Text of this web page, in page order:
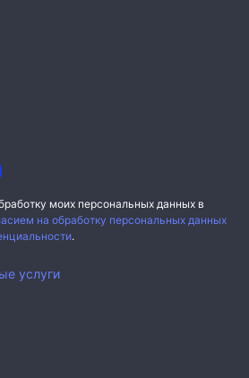
моих персональных данных в
на обработку персональных данных
.
услуги